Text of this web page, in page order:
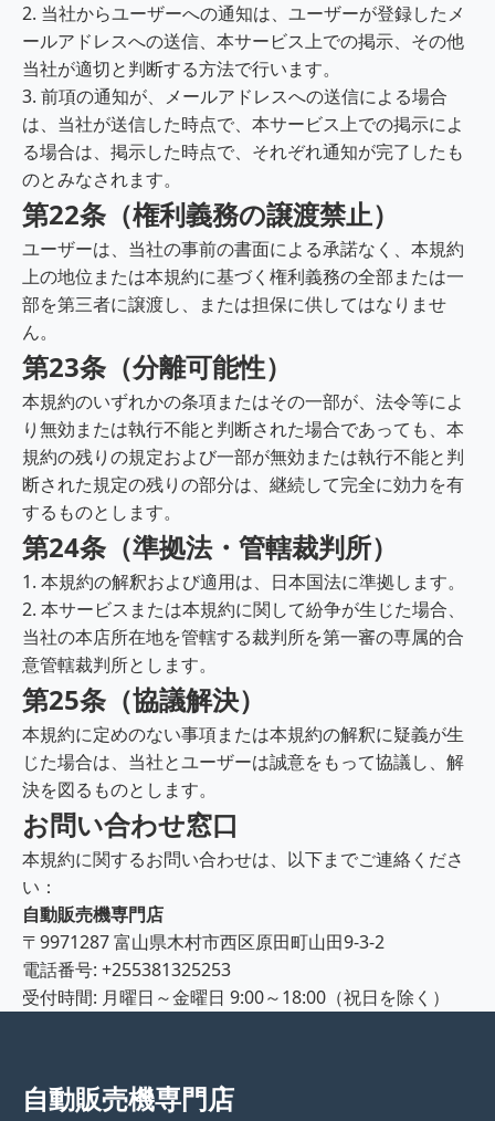
2. 当社からユーザーへの通知は、ユーザーが登録したメ
ールアドレスへの送信、本サービス上での掲示、その他
当社が適切と判断する方法で行います。
3. 前項の通知が、メールアドレスへの送信による場合
は、当社が送信した時点で、本サービス上での掲示によ
る場合は、掲示した時点で、それぞれ通知が完了したも
のとみなされます。
第22条（権利義務の譲渡禁止）
ユーザーは、当社の事前の書面による承諾なく、本規約
上の地位または本規約に基づく権利義務の全部または一
部を第三者に譲渡し、または担保に供してはなりませ
ん。
第23条（分離可能性）
本規約のいずれかの条項またはその一部が、法令等によ
り無効または執行不能と判断された場合であっても、本
規約の残りの規定および一部が無効または執行不能と判
断された規定の残りの部分は、継続して完全に効力を有
するものとします。
第24条（準拠法・管轄裁判所）
1. 本規約の解釈および適用は、日本国法に準拠します。
2. 本サービスまたは本規約に関して紛争が生じた場合、
当社の本店所在地を管轄する裁判所を第一審の専属的合
意管轄裁判所とします。
第25条（協議解決）
本規約に定めのない事項または本規約の解釈に疑義が生
じた場合は、当社とユーザーは誠意をもって協議し、解
決を図るものとします。
お問い合わせ窓口
本規約に関するお問い合わせは、以下までご連絡くださ
い：
自動販売機専門店
〒9971287 富山県木村市西区原田町山田9-3-2
電話番号: +255381325253
受付時間: 月曜日～金曜日 9:00～18:00（祝日を除く）
自動販売機専門店